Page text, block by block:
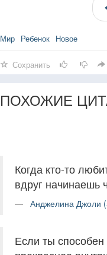
Мир Ребенок Новое
Сохранить
ПОХОЖИЕ
Когда кто-то
вдруг начинаешь
Анджелина Джоли
Если ты способен